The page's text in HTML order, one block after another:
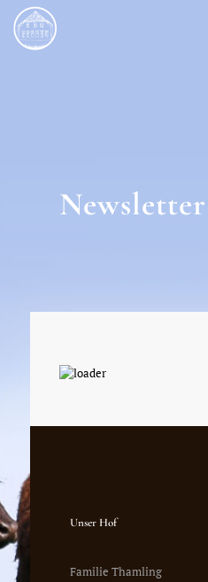
Newsletter
Unser Hof
Familie Thamling